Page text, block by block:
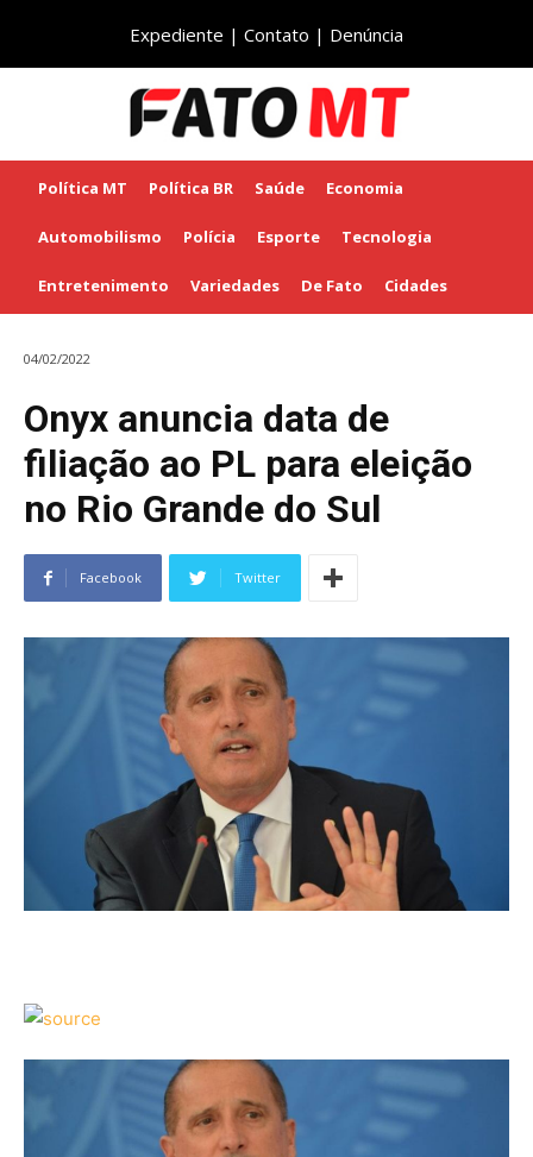
Expediente | Contato | Denúncia
Política MT Política BR Saúde Economia
Automobilismo Polícia Esporte Tecnologia
Entretenimento Variedades De Fato Cidades
04/02/2022
Onyx anuncia data de
filiação ao PL para eleição
no Rio Grande do Sul
Facebook Twitter